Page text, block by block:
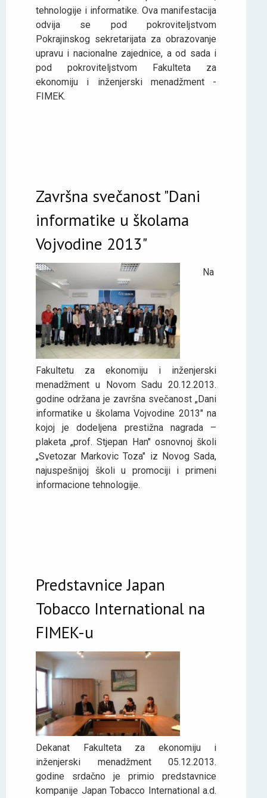
tehnologije i informatike. Ova manifestacija
odvija se pod pokrovitelјstvom
Pokrajinskog sekretarijata za obrazovanje
upravu i nacionalne zajednice, a od sada i
pod pokroviteljstvom Fakulteta za
ekonomiju i inženjerski menadžment -
FIMEK.
Završna svečanost "Dani
informatike u školama
Vojvodine 2013"
Na
Fakultetu za ekonomiju i inženjerski
menadžment u Novom Sadu 20.12.2013.
godine održana je završna svečanost „Dani
informatike u školama Vojvodine 2013" na
kojoj je dodeljena prestižna nagrada –
plaketa „prof. Stjepan Han" osnovnoj školi
„Svetozar Markovic Toza" iz Novog Sada,
najuspešnijoj školi u promociji i primeni
informacione tehnologije.
Predstavnice Japan
Tobacco International na
FIMEK-u
Dekanat Fakulteta za ekonomiju i
inženjerski menadžment 05.12.2013.
godine srdačno je primio predstavnice
kompanije Japan Tobacco International a.d.